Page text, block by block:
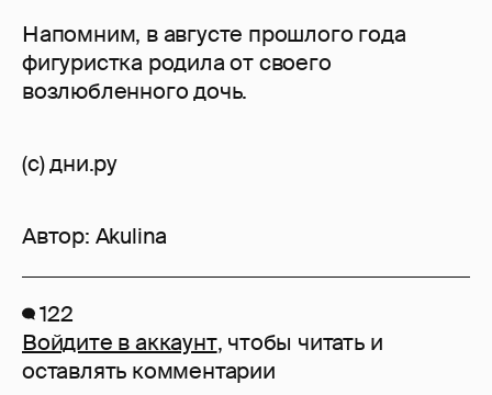
Напомним, в августе прошлого года
фигуристка родила от своего
возлюбленного дочь.
(с) дни.ру
Автор: Akulina
122
Войдите в аккаунт, чтобы читать и
оставлять комментарии